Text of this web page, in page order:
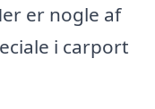
er nogle af
i carport